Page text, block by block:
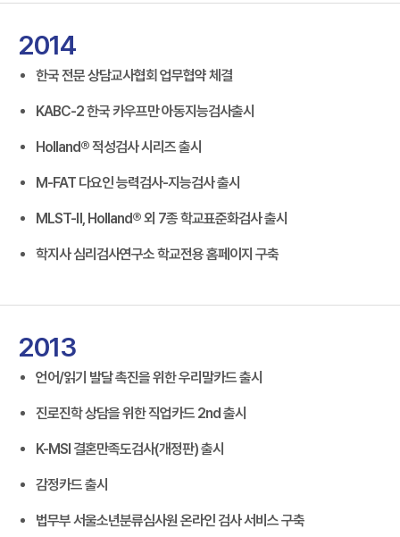
2014
한국 전문 상담교사협회 업무협약 체결
KABC-2 한국 카우프만 아동지능검사출시
Holland® 적성검사 시리즈 출시
M-FAT 다요인 능력검사-지능검사 출시
MLST-Ⅱ, Holland® 외 7종 학교표준화검사 출시
학지사 심리검사연구소 학교전용 홈페이지 구축
2013
언어/읽기 발달 촉진을 위한 우리말카드 출시
진로진학 상담을 위한 직업카드 2nd 출시
K-MSI 결혼만족도검사(개정판) 출시
감정카드 출시
법무부 서울소년분류심사원 온라인 검사 서비스 구축